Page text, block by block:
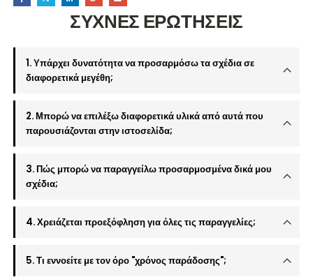
ΣΥΧΝΕΣ ΕΡΩΤΗΣΕΙΣ
1. Υπάρχει δυνατότητα να προσαρμόσω τα σχέδια σε
διαφορετικά μεγέθη;
2. Μπορώ να επιλέξω διαφορετικά υλικά από αυτά που
παρουσιάζονται στην ιστοσελίδα;
3. Πώς μπορώ να παραγγείλω προσαρμοσμένα δικά μου
σχέδια;
4. Χρειάζεται προεξόφληση για όλες τις παραγγελίες;
5. Τι εννοείτε με τον όρο "χρόνος παράδοσης";